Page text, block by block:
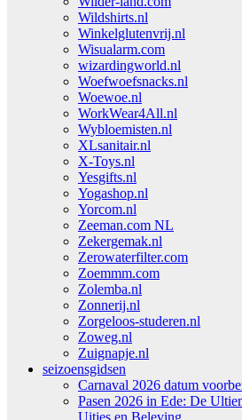
Wildshirts.nl
Winkelglutenvrij.nl
Wisualarm.com
wizardingworld.nl
Woefwoefsnacks.nl
Woewoe.nl
WorkWear4All.nl
Wybloemisten.nl
XLsanitair.nl
X-Toys.nl
Yesgifts.nl
Yogashop.nl
Yorcom.nl
Zeeman.com NL
Zekergemak.nl
Zerowaterfilter.com
Zoemmm.com
Zolemba.nl
Zonnerij.nl
Zorgeloos-studeren.nl
Zoweg.nl
Zuignapje.nl
seizoensgidsen
Carnaval 2026 datum
Pasen 2026 in Ede: De
Uitjes en Beleving